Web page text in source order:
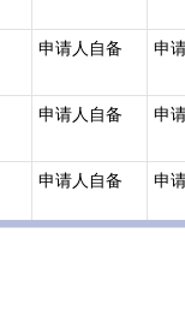
申请人自备 申
申请人自备 申
申请人自备 申